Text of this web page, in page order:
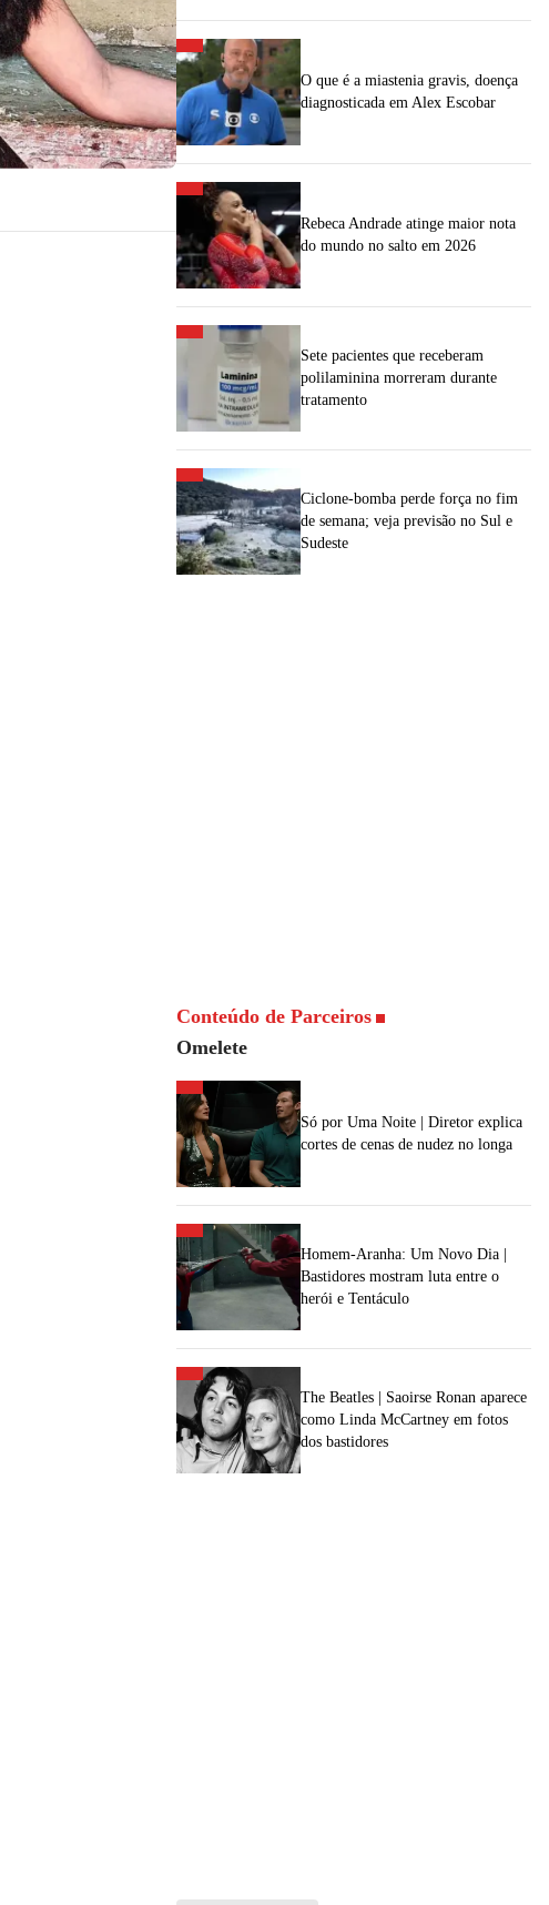
O que é a miastenia gravis, doença
diagnosticada em Alex Escobar
Rebeca Andrade atinge maior nota
do mundo no salto em 2026
Sete pacientes que receberam
polilaminina morreram durante
tratamento
Ciclone-bomba perde força no fim
de semana; veja previsão no Sul e
Sudeste
Conteúdo de Parceiros
Omelete
Só por Uma Noite | Diretor explica
cortes de cenas de nudez no longa
Homem-Aranha: Um Novo Dia |
Bastidores mostram luta entre o
herói e Tentáculo
The Beatles | Saoirse Ronan aparece
como Linda McCartney em fotos
dos bastidores